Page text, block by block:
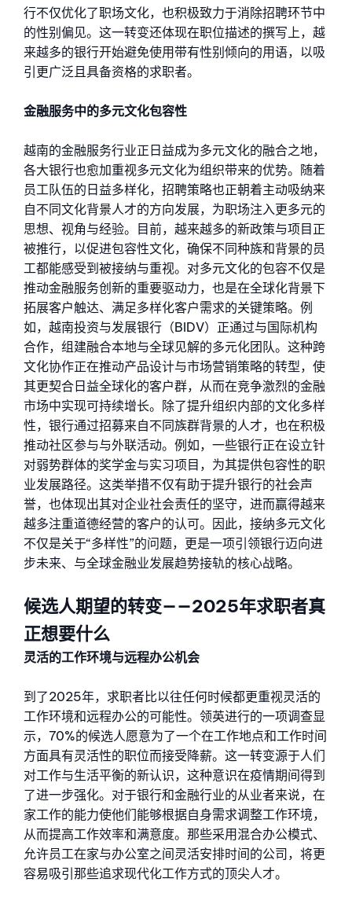
行不仅优化了职场文化，也积极致力于消除招聘环节中
的性别偏见。这一转变还体现在职位描述的撰写上，越
来越多的银行开始避免使用带有性别倾向的用语，以吸
引更广泛且具备资格的求职者。
金融服务中的多元文化包容性
越南的金融服务行业正日益成为多元文化的融合之地，
各大银行也愈加重视多元文化为组织带来的优势。随着
员工队伍的日益多样化，招聘策略也正朝着主动吸纳来
自不同文化背景人才的方向发展，为职场注入更多元的
思想、视角与经验。目前，越来越多的新政策与项目正
被推行，以促进包容性文化，确保不同种族和背景的员
工都能感受到被接纳与重视。 对多元文化的包容不仅是
推动金融服务创新的重要驱动力，也是在全球化背景下
拓展客户触达、满足多样化客户需求的关键策略。例
如，越南投资与发展银行（BIDV）正通过与国际机构
合作，组建融合本地与全球见解的多元化团队。这种跨
文化协作正在推动产品设计与市场营销策略的转型，使
其更契合日益全球化的客户群，从而在竞争激烈的金融
市场中实现可持续增长。 除了提升组织内部的文化多样
性，银行通过招募来自不同族群背景的人才，也在积极
推动社区参与与外联活动。例如，一些银行正在设立针
对弱势群体的奖学金与实习项目，为其提供包容性的职
业发展路径。这类举措不仅有助于提升银行的社会声
誉，也体现出其对企业社会责任的坚守，进而赢得越来
越多注重道德经营的客户的认可。 因此，接纳多元文化
不仅是关于“多样性”的问题，更是一项引领银行迈向进
步未来、与全球金融业发展趋势接轨的核心战略。
候选人期望的转变——2025年求职者真
正想要什么
灵活的工作环境与远程办公机会
到了2025年，求职者比以往任何时候都更重视灵活的
工作环境和远程办公的可能性。领英进行的一项调查显
示，70%的候选人愿意为了一个在工作地点和工作时间
方面具有灵活性的职位而接受降薪。这一转变源于人们
对工作与生活平衡的新认识，这种意识在疫情期间得到
了进一步强化。 对于银行和金融行业的从业者来说，在
家工作的能力使他们能够根据自身需求调整工作环境，
从而提高工作效率和满意度。那些采用混合办公模式、
允许员工在家与办公室之间灵活安排时间的公司，将更
容易吸引那些追求现代化工作方式的顶尖人才。